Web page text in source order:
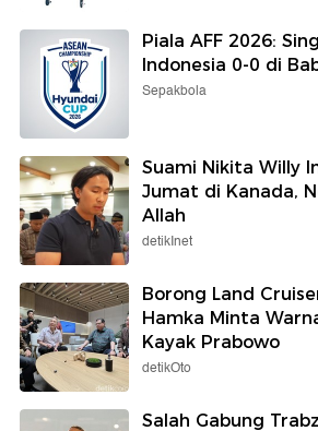
Piala AFF 2026:
Indonesia 0-0 di
Sepakbola
Suami Nikita Willy
Jumat di Kanada,
Allah
detikInet
Borong Land
Hamka Minta
Kayak Prabowo
detikOto
Salah Gabung